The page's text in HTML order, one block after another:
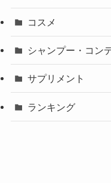
コスメ
シャンプー・コン
サプリメント
ランキング